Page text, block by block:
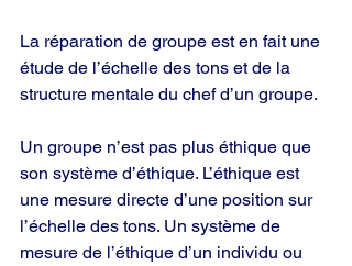
La réparation de groupe est en fait une
étude de l’échelle des tons et de la
structure mentale du chef d’un groupe.
Un groupe n’est pas plus éthique que
son système d’éthique. L’éthique est
une mesure directe d’une position sur
l’échelle des tons. Un système de
mesure de l’éthique d’un individu ou